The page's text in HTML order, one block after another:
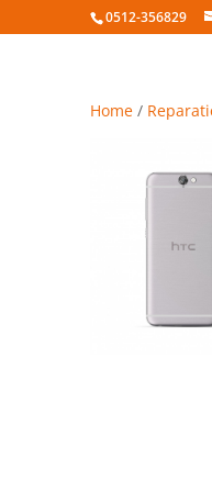
0512-356829
Home/